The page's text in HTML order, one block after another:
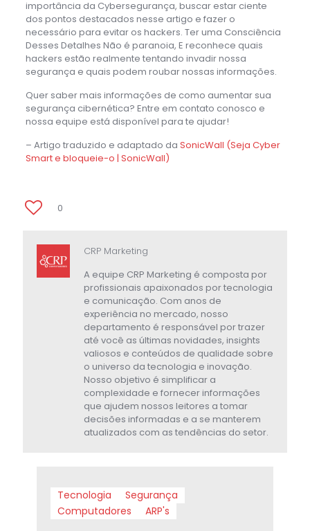
importância da Cybersegurança, buscar estar ciente
dos pontos destacados nesse artigo e fazer o
necessário para evitar os hackers. Ter uma Consciência
Desses Detalhes Não é paranoia, E reconhece quais
hackers estão realmente tentando invadir nossa
segurança e quais podem roubar nossas informações.
Quer saber mais informações de como aumentar sua
segurança cibernética? Entre em contato conosco e
nossa equipe está disponível para te ajudar!
– Artigo traduzido e adaptado da SonicWall (Seja Cyber
Smart e bloqueie-o | SonicWall)
0
CRP Marketing
A equipe CRP Marketing é composta por
profissionais apaixonados por tecnologia
e comunicação. Com anos de
experiência no mercado, nosso
departamento é responsável por trazer
até você as últimas novidades, insights
valiosos e conteúdos de qualidade sobre
o universo da tecnologia e inovação.
Nosso objetivo é simplificar a
complexidade e fornecer informações
que ajudem nossos leitores a tomar
decisões informadas e a se manterem
atualizados com as tendências do setor.
Tecnologia
Segurança
Computadores
ARP's